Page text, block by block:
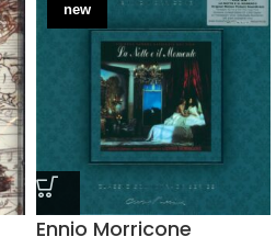
new
Ennio Morricone